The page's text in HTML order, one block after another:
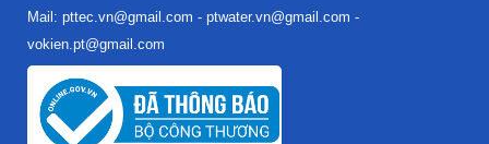
Mail: pttec.vn@gmail.com - ptwater.vn@gmail.com -
vokien.pt@gmail.com